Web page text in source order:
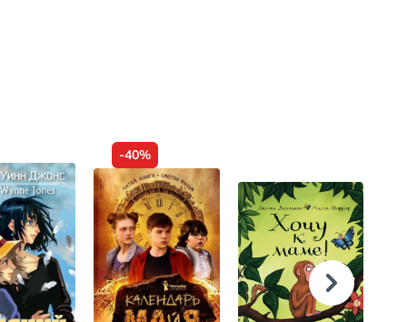
-40%